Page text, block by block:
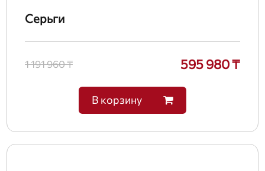
Серьги
1 191 960 ₸ 595 980 ₸
В корзину